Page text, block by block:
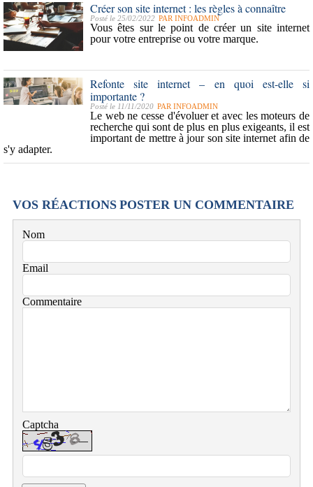
Créer son site internet : les règles à connaître
Posté le 25/02/2022 PAR INFOADMIN
Vous êtes sur le point de créer un site internet
pour votre entreprise ou votre marque.
Refonte site internet – en quoi est-elle si
importante ?
Posté le 11/11/2020 PAR INFOADMIN
Le web ne cesse d'évoluer et avec les moteurs de
recherche qui sont de plus en plus exigeants, il est
important de mettre à jour son site internet afin de
s'y adapter.
VOS RÉACTIONS POSTER UN COMMENTAIRE
Nom
Email
Commentaire
Captcha